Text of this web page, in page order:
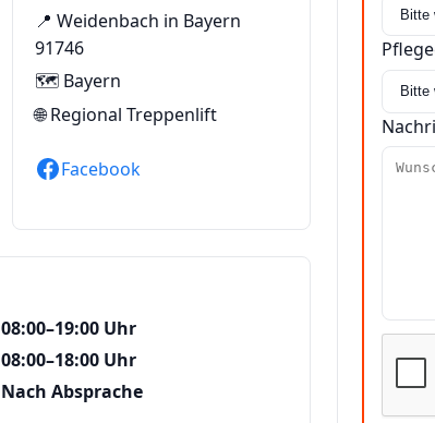
📍 Weidenbach in Bayern
91746
🗺️ Bayern
🌐Regional Treppenlift
Facebook
08:00–19:00 Uhr
08:00–18:00 Uhr
Nach Absprache